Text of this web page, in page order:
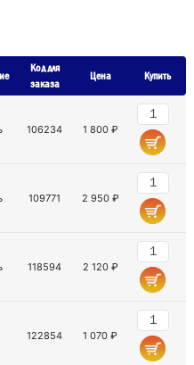
Код для
заказа
Цена Купить
106234 1 800 ₽
109771 2 950 ₽
118594 2 120 ₽
122854 1 070 ₽